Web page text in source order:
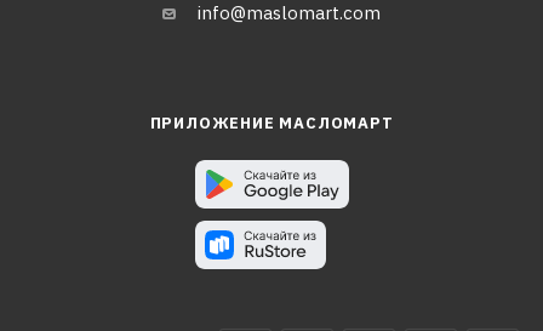
info@maslomart.com
ПРИЛОЖЕНИЕ МАСЛОМАРТ